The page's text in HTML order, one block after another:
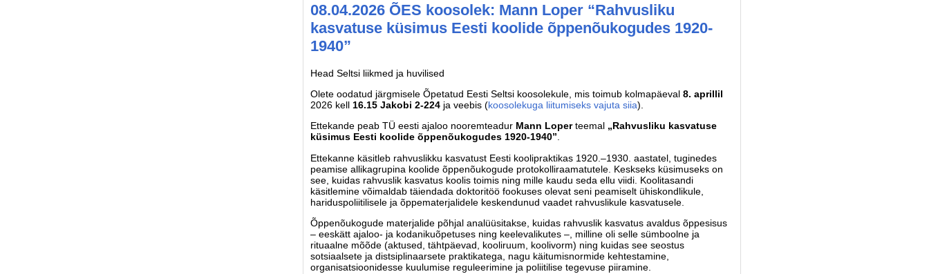
08.04.2026 ÕES koosolek: Mann Loper “Rahvusliku
kasvatuse küsimus Eesti koolide õppenõukogudes 1920-
1940”
Head Seltsi liikmed ja huvilised
Olete oodatud järgmisele Õpetatud Eesti Seltsi koosolekule, mis toimub kolmapäeval 8. aprillil
2026 kell 16.15 Jakobi 2-224 ja veebis (koosolekuga liitumiseks vajuta siia).
Ettekande peab TÜ eesti ajaloo nooremteadur Mann Loperteemal „Rahvusliku kasvatuse
küsimus Eesti koolide õppenõukogudes 1920-1940”.
Ettekanne käsitleb rahvuslikku kasvatust Eesti koolipraktikas 1920.–1930. aastatel, tuginedes
peamise allikagrupina koolide õppenõukogude protokolliraamatutele. Keskseks küsimuseks on
see, kuidas rahvuslik kasvatus koolis toimis ning mille kaudu seda ellu viidi. Koolitasandi
käsitlemine võimaldab täiendada doktoritöö fookuses olevat seni peamiselt ühiskondlikule,
hariduspoliitilisele ja õppematerjalidele keskendunud vaadet rahvuslikule kasvatusele.
Õppenõukogude materjalide põhjal analüüsitakse, kuidas rahvuslik kasvatus avaldus õppesisus
– eeskätt ajaloo- ja kodanikuõpetuses ning keelevalikutes –, milline oli selle sümboolne ja
rituaalne mõõde (aktused, tähtpäevad, kooliruum, koolivorm) ning kuidas see seostus
sotsiaalsete ja distsiplinaarsete praktikatega, nagu käitumisnormide kehtestamine,
organisatsioonidesse kuulumise reguleerimine ja poliitilise tegevuse piiramine.